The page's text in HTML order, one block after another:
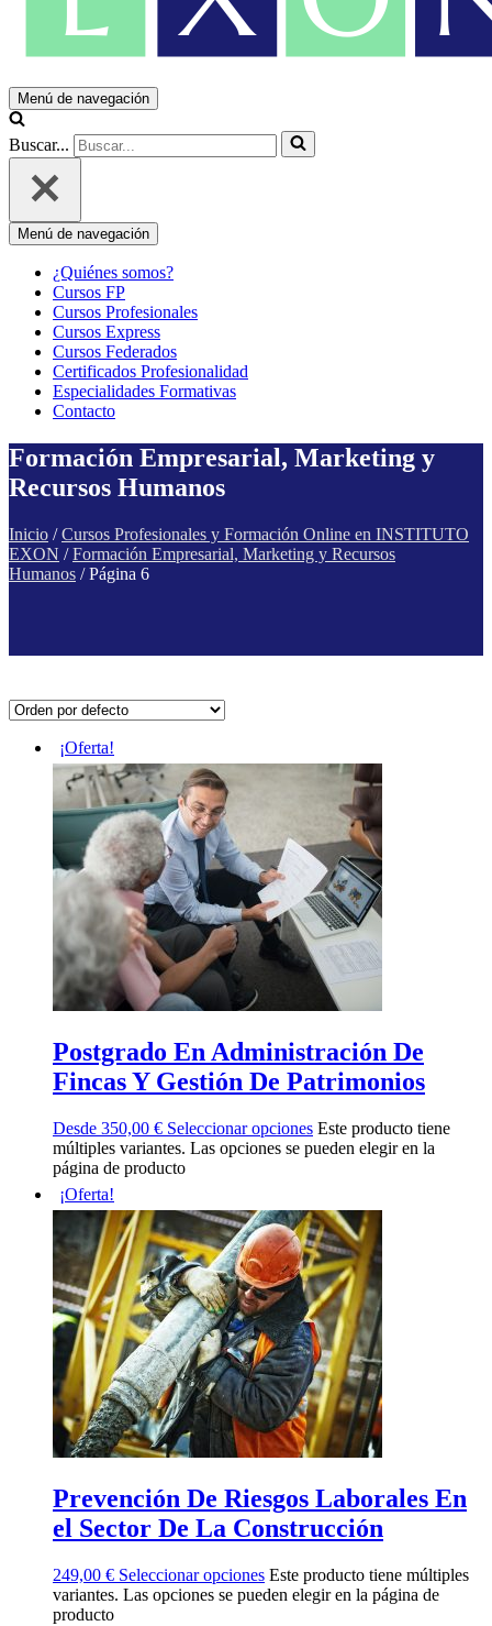
Menú de navegación
Buscar...
Menú de navegación
¿Quiénes somos?
Cursos FP
Cursos Profesionales
Cursos Express
Cursos Federados
Certificados Profesionalidad
Especialidades Formativas
Contacto
Formación Empresarial, Marketing y
Recursos Humanos
Inicio /Cursos Profesionales y Formación Online en INSTITUTO
EXON /Formación Empresarial, Marketing y Recursos
Humanos / Página 6
¡Oferta!
Postgrado En Administración De
Fincas Y Gestión De Patrimonios
Desde 350,00 € Seleccionar opciones Este producto tiene
múltiples variantes. Las opciones se pueden elegir en la
página de producto
¡Oferta!
Prevención De Riesgos Laborales En
el Sector De La Construcción
249,00 € Seleccionar opciones Este producto tiene múltiples
variantes. Las opciones se pueden elegir en la página de
producto